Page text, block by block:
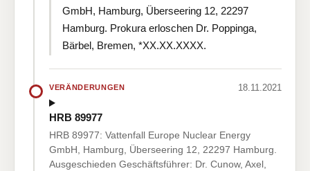
GmbH, Hamburg, Überseering 12, 22297
Hamburg. Prokura erloschen Dr. Poppinga,
Bärbel, Bremen, *XX.XX.XXXX.
VERÄNDERUNGEN 18.11.2021
HRB 89977
HRB 89977: Vattenfall Europe Nuclear Energy
GmbH, Hamburg, Überseering 12, 22297 Hamburg.
Ausgeschieden Geschäftsführer: Dr. Cunow, Axel,